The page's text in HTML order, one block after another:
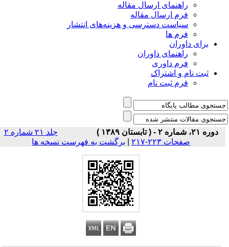
راهنمای ارسال مقاله
فرم ارسال مقاله
سیاست دسترسی و هزینه‌های انتشار
فرم ها
برای داوران
راهنمای داوران
فرم داوری
ثبت نام و اشتراک
فرم ثبت نام
دوره ۲۱، شماره ۲ - ( تابستان ۱۳۸۹ )
جلد ۲۱ شماره ۲
صفحات ۲۲۳-۲۱۷
| برگشت به فهرست نسخه ها